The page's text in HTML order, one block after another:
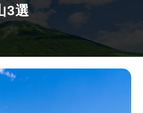
3選